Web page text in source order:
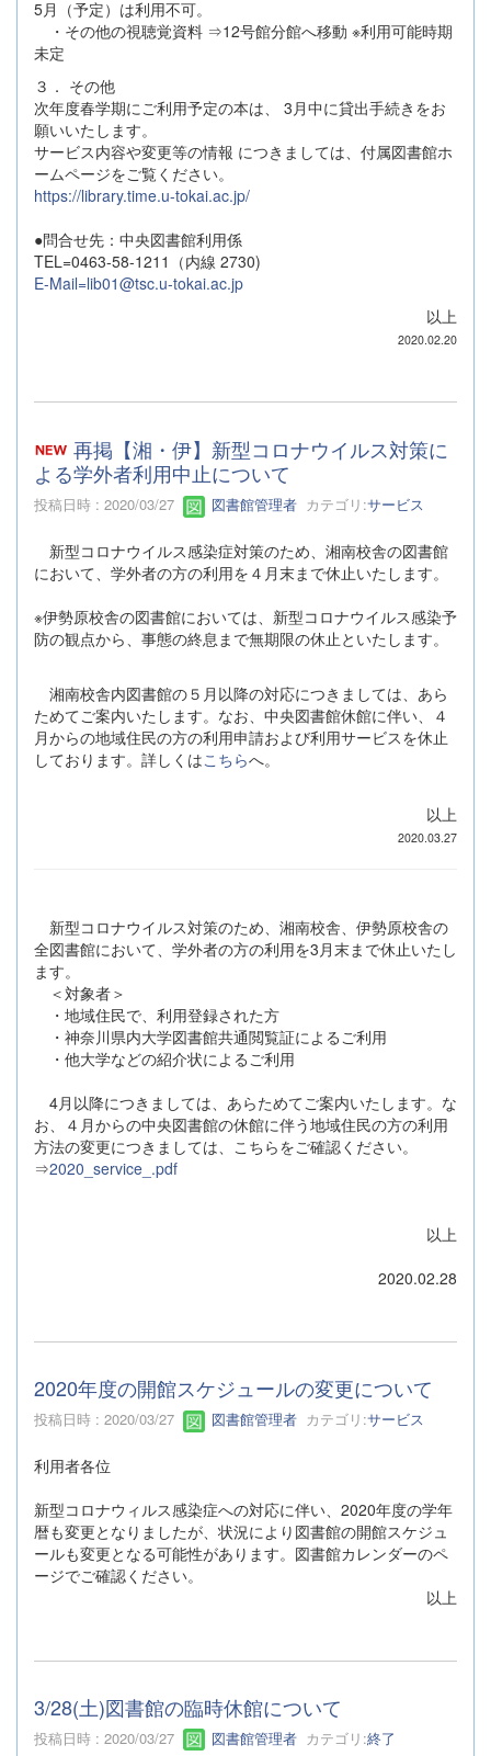
5月（予定）は利用不可。
・その他の視聴覚資料 ⇒12号館分館へ移動 ※利用可能時期
未定
３． その他
次年度春学期にご利用予定の本は、 3月中に貸出手続きをお
願いいたします。
サービス内容や変更等の情報 につきましては、付属図書館ホ
ームページをご覧ください。
https://library.time.u-tokai.ac.jp/
●問合せ先：中央図書館利用係
TEL=0463-58-1211（内線 2730)
E-Mail=lib01@tsc.u-tokai.ac.jp
以上
2020.02.20
再掲【湘・伊】新型コロナウイルス対策に
よる学外者利用中止について
投稿日時 : 2020/03/27 図書館管理者 カテゴリ:サービス
新型コロナウイルス感染症対策のため、湘南校舎の図書館
において、学外者の方の利用を４月末まで休止いたします。
※伊勢原校舎の図書館においては、新型コロナウイルス感染予
防の観点から、事態の終息まで無期限の休止といたします。
湘南校舎内図書館の５月以降の対応につきましては、あら
ためてご案内いたします。なお、中央図書館休館に伴い、４
月からの地域住民の方の利用申請および利用サービスを休止
しております。詳しくはこちらへ。
以上
2020.03.27
新型コロナウイルス対策のため、湘南校舎、伊勢原校舎の
全図書館において、学外者の方の利用を3月末まで休止いたし
ます。
＜対象者＞
・地域住民で、利用登録された方
・神奈川県内大学図書館共通閲覧証によるご利用
・他大学などの紹介状によるご利用
4月以降につきましては、あらためてご案内いたします。な
お、４月からの中央図書館の休館に伴う地域住民の方の利用
方法の変更につきましては、こちらをご確認ください。
⇒2020_service_.pdf
以上
2020.02.28
2020年度の開館スケジュールの変更について
投稿日時 : 2020/03/27 図書館管理者 カテゴリ:サービス
利用者各位
新型コロナウィルス感染症への対応に伴い、2020年度の学年
暦も変更となりましたが、状況により図書館の開館スケジュ
ールも変更となる可能性があります。図書館カレンダーのペ
ージでご確認ください。
以上
3/28(土)図書館の臨時休館について
投稿日時 : 2020/03/27 図書館管理者 カテゴリ:終了